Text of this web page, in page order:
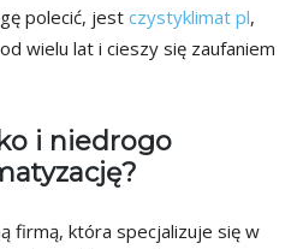
polecić, jest czystyklimat pl,
wielu lat i cieszy się zaufaniem
i niedrogo
firmą, która specjalizuje się w